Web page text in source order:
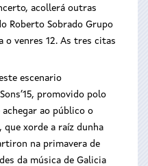
acollerá outras
Roberto Sobrado Grupo
o venres 12. As tres citas
escenario
promovido polo
ao público o
xorde a raíz dunha
na primavera de
da música de Galicia